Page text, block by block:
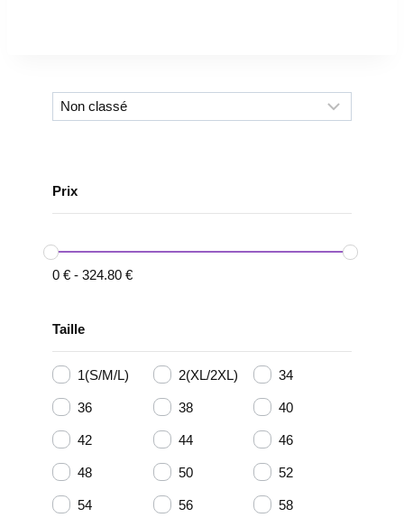
Prix
0 € - 324.80 €
Taille
1(S/M/L) 2(XL/2XL) 34
36 38 40
42 44 46
48 50 52
54 56 58